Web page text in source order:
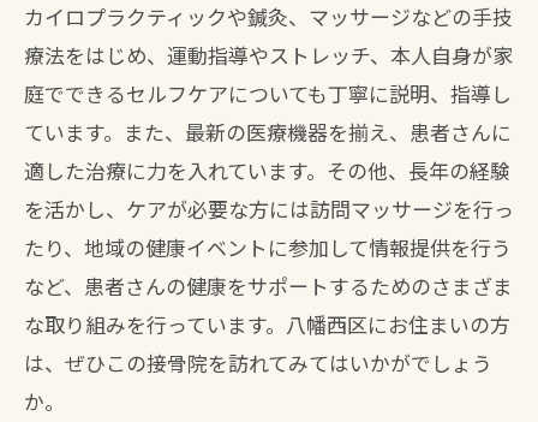
カイロプラクティックや鍼灸、マッサージなどの手技
療法をはじめ、運動指導やストレッチ、本人自身が家
庭でできるセルフケアについても丁寧に説明、指導し
ています。また、最新の医療機器を揃え、患者さんに
適した治療に力を入れています。その他、長年の経験
を活かし、ケアが必要な方には訪問マッサージを行っ
たり、地域の健康イベントに参加して情報提供を行う
など、患者さんの健康をサポートするためのさまざま
な取り組みを行っています。八幡西区にお住まいの方
は、ぜひこの接骨院を訪れてみてはいかがでしょう
か。